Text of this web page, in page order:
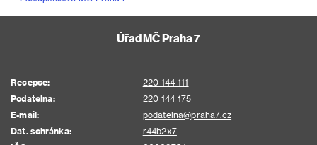
Úřad MČ Praha 7
Recepce:
220 144 111
Podatelna:
220 144 175
E-mail:
podatelna@praha7.cz
Dat. schránka:
r44b2x7